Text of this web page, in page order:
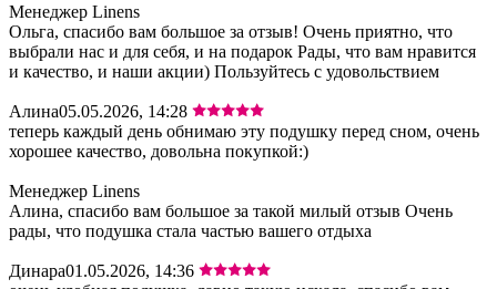
Менеджер Linens
Ольга, спасибо вам большое за отзыв! Очень приятно, что
выбрали нас и для себя, и на подарок Рады, что вам нравится
и качество, и наши акции) Пользуйтесь с удовольствием
Алина05.05.2026, 14:28
теперь каждый день обнимаю эту подушку перед сном, очень
хорошее качество, довольна покупкой:)
Менеджер Linens
Алина, спасибо вам большое за такой милый отзыв Очень
рады, что подушка стала частью вашего отдыха
Динара01.05.2026, 14:36